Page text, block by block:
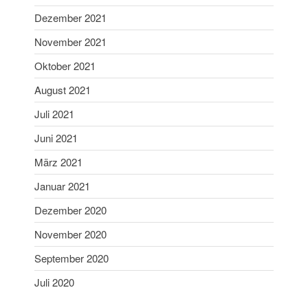
Januar 2021
Mai 2020
April 2020
November 2019
Oktober 2019
Dezember 2021
November 2021
Oktober 2021
August 2021
Juli 2021
Juni 2021
März 2021
Januar 2021
Dezember 2020
November 2020
September 2020
Juli 2020